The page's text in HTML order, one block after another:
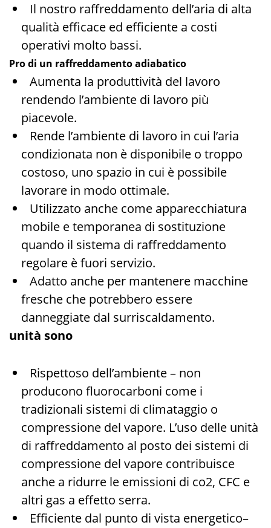
Il nostro raffreddamento dell’aria di alta
qualità efficace ed efficiente a costi
operativi molto bassi.
Pro di un raffreddamento adiabatico
Aumenta la produttività del lavoro
rendendo l’ambiente di lavoro più
piacevole.
Rende l’ambiente di lavoro in cui l’aria
condizionata non è disponibile o troppo
costoso, uno spazio in cui è possibile
lavorare in modo ottimale.
Utilizzato anche come apparecchiatura
mobile e temporanea di sostituzione
quando il sistema di raffreddamento
regolare è fuori servizio.
Adatto anche per mantenere macchine
fresche che potrebbero essere
danneggiate dal surriscaldamento.
unità sono
Rispettoso dell’ambiente – non
producono fluorocarboni come i
tradizionali sistemi di climataggio o
compressione del vapore. L’uso delle unità
di raffreddamento al posto dei sistemi di
compressione del vapore contribuisce
anche a ridurre le emissioni di co2, CFC e
altri gas a effetto serra.
Efficiente dal punto di vista energetico–